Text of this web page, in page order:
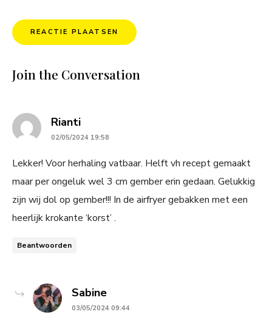
Join the Conversation
Riantisays:
02/05/2024 19:58
Lekker! Voor herhaling vatbaar. Helft vh recept gemaakt
maar per ongeluk wel 3 cm gember erin gedaan. Gelukkig
zijn wij dol op gember!!! In de airfryer gebakken met een
heerlijk krokante ‘korst’ .
Beantwoorden
Sabinesays:
03/05/2024 09:44